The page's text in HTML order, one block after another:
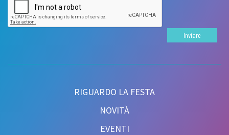
RIGUARDO LA FESTA
NOVITÀ
EVENTI
Inviare